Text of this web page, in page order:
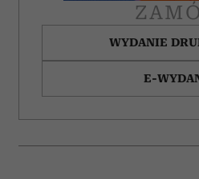
WYDANIE
E-